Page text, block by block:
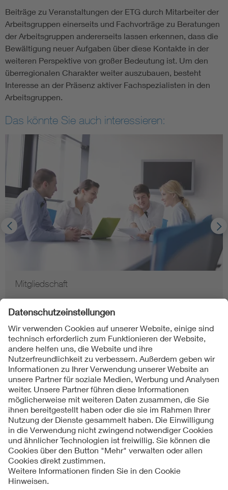
Beiträge zu Veranstaltungen der ETG durch Mitarbeiter der
Arbeitsgruppen einerseits und Fachvorträge zu Beratungen
der Arbeitsgruppen andererseits lassen erkennen, dass die
Bewältigung neuer Aufgaben über diese Kontakte in der
weiteren Perspektive von großer Bedeutung ist. Um den
überregionalen Charakter weiter auszubauen, besteht
Interesse an der Präsenz aktiver Fachspezialisten in den
Arbeitsgruppen.
Das könnte Sie auch interessieren:
Mitgliedschaft
Folgen Sie uns